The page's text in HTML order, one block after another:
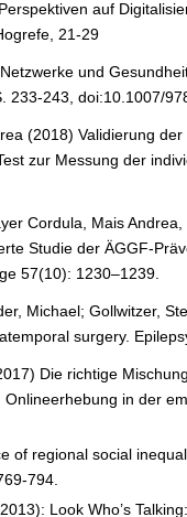
auf
21-29
und
233-243, doi:10.1007/
(2018) Validierung
zur Messung der
Cordula, Mais
Studie der ÄGGF-
57(10): 1230–1239.
Michael; Gollwitzer,
surgery.
Die richtige
in der
of regional social
794.
Look Who’s